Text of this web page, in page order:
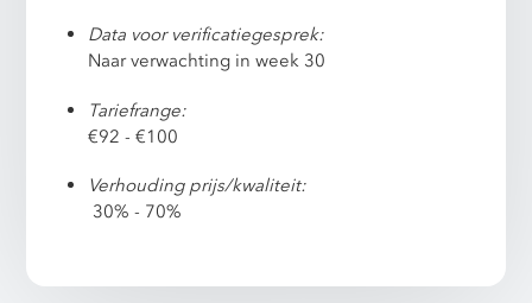
Data voor verificatiegesprek:
Naar verwachting in week 30
Tariefrange:
€92 - €100
Verhouding prijs/kwaliteit:
30% - 70%